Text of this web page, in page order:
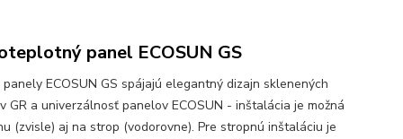
panel ECOSUN GS
ECOSUN GS spájajú elegantný dizajn sklenených
GR a univerzálnosť panelov ECOSUN - inštalácia je možná
(zvisle) aj na strop (vodorovne). Pre stropnú inštaláciu je